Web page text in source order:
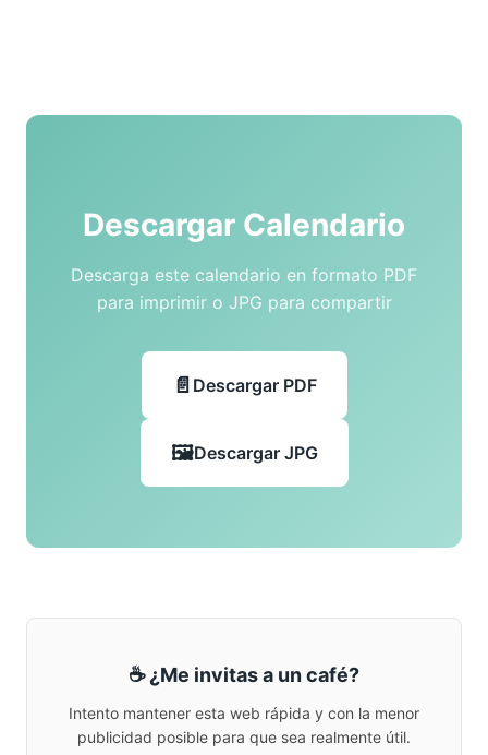
Descargar Calendario
Descarga este calendario en formato PDF
para imprimir o JPG para compartir
Descargar PDF
Descargar JPG
☕ ¿Me invitas a un café?
Intento mantener esta web rápida y con la menor
publicidad posible para que sea realmente útil.